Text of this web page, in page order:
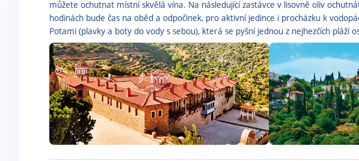
můžete ochutnat místní skvělá vína. Na následující zastávce v lisovně oliv
hodinách bude čas na oběd a odpočinek, pro aktivní jedince i procházku k
Potami (plavky a boty do vody s sebou), která se pyšní jednou z nejhezčích pláží